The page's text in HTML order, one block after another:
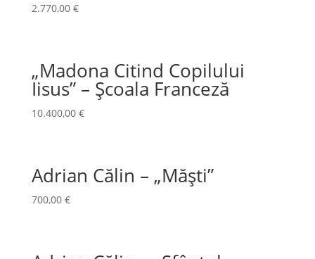
2.770,00 €
„Madona Citind Copilului
Iisus” – Școala Franceză
10.400,00 €
Adrian Călin – „Măști”
700,00 €